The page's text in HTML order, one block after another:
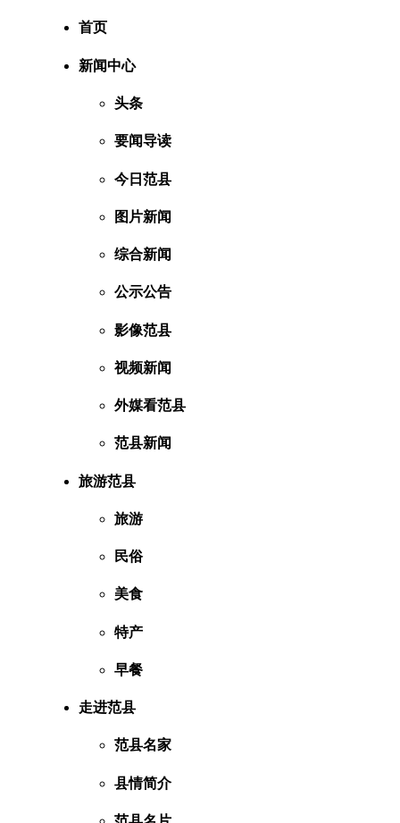
首页
新闻中心
头条
要闻导读
今日范县
图片新闻
综合新闻
公示公告
影像范县
视频新闻
外媒看范县
范县新闻
旅游范县
旅游
民俗
美食
特产
早餐
走进范县
范县名家
县情简介